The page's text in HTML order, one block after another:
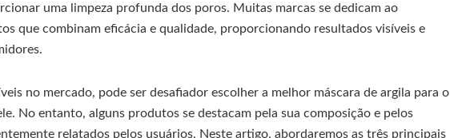
uma limpeza profunda dos poros. Muitas marcas se dedicam ao
que combinam eficácia e qualidade, proporcionando resultados visíveis e
no mercado, pode ser desafiador escolher a melhor máscara de argila para o
No entanto, alguns produtos se destacam pela sua composição e pelos
relatados pelos usuários. Neste artigo, abordaremos as três principais